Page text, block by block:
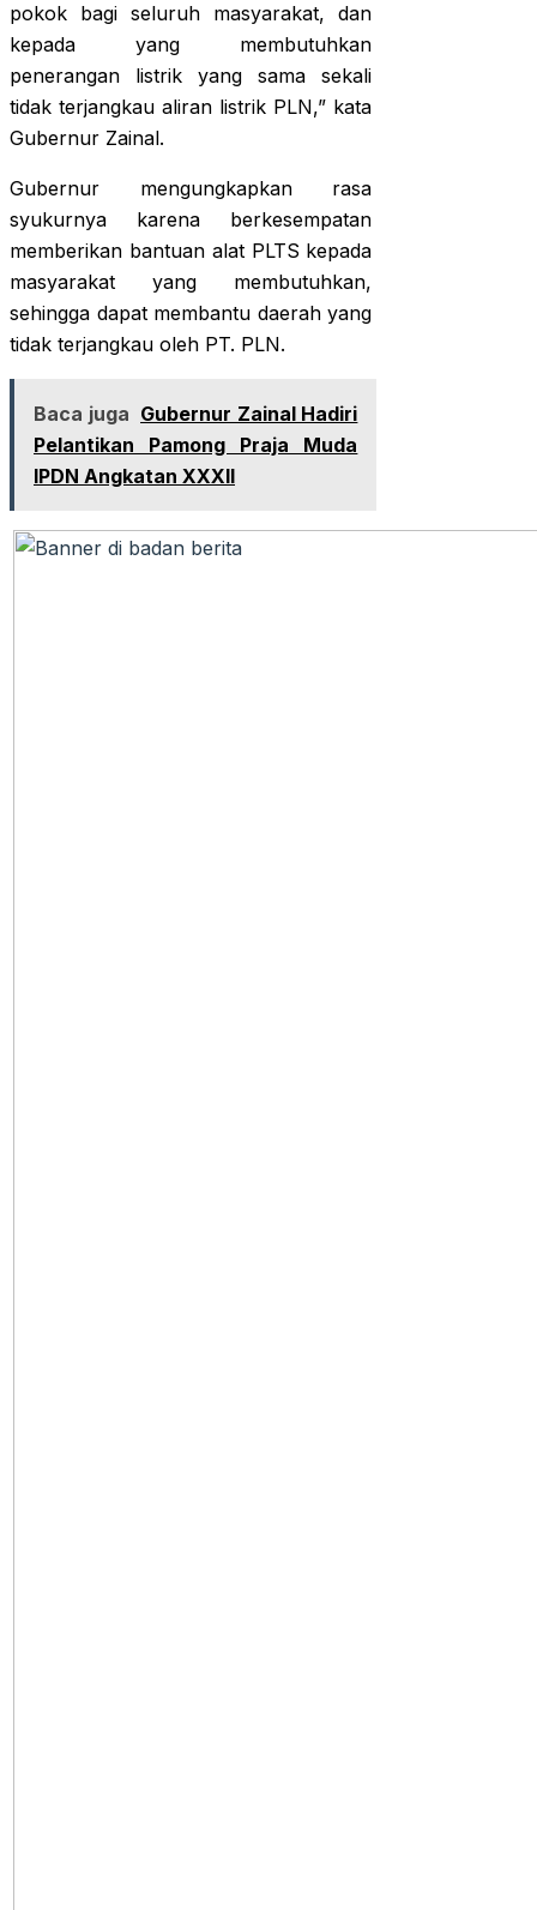
pokok bagi seluruh masyarakat, dan
kepada yang membutuhkan
penerangan listrik yang sama sekali
tidak terjangkau aliran listrik PLN,” kata
Gubernur Zainal.
Gubernur mengungkapkan rasa
syukurnya karena berkesempatan
memberikan bantuan alat PLTS kepada
masyarakat yang membutuhkan,
sehingga dapat membantu daerah yang
tidak terjangkau oleh PT. PLN.
Baca juga Gubernur Zainal Hadiri
Pelantikan Pamong Praja Muda
IPDN Angkatan XXXII